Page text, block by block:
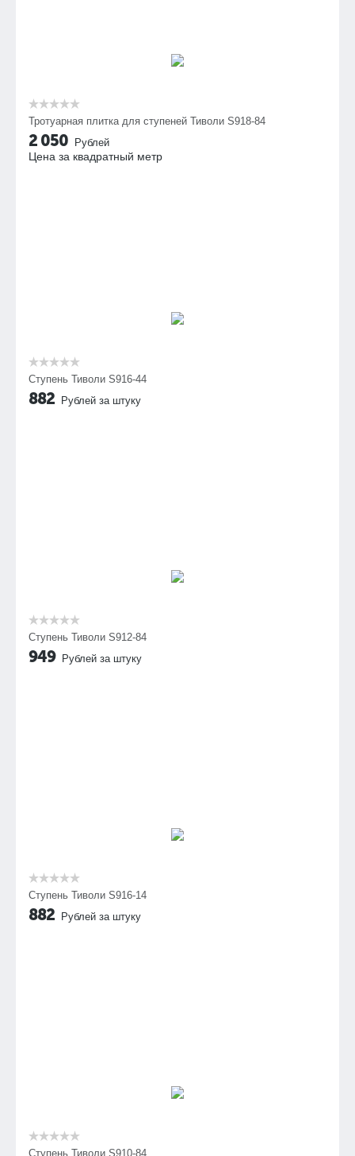
Тротуарная плитка для ступеней Тиволи S918-84
2 050 Рублей
Цена за квадратный метр
Ступень Тиволи S916-44
882 Рублей за штуку
Ступень Тиволи S912-84
949 Рублей за штуку
Ступень Тиволи S916-14
882 Рублей за штуку
Ступень Тиволи S910-84